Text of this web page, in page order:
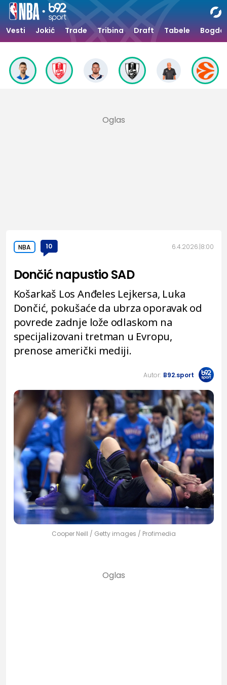
Vesti Jokić Trade Tribina Draft Tabele
NBA 10 6.4.2026. 8:00
Dončić napustio SAD
Košarkaš Los Anđeles Lejkersa, Luka
Dončić, pokušaće da ubrza oporavak od
povrede zadnje lože odlaskom na
specijalizovani tretman u Evropu,
prenose američki mediji.
Autor: B92.sport
Cooper Neill / Getty images / Profimedia